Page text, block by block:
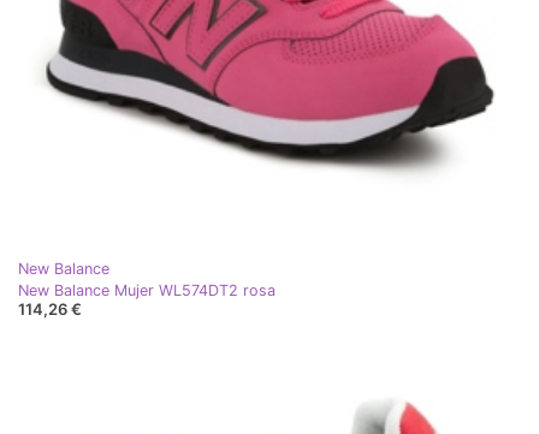
New Balance
New Balance Mujer WL574DT2 rosa
114,26 €